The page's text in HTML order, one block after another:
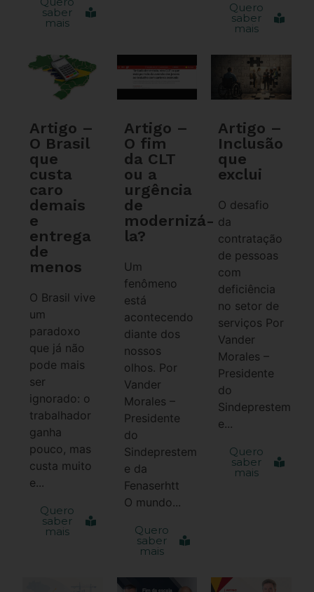
saber
mais
Quero
saber
mais
Artigo –
O Brasil
que
custa
caro
demais
e
entrega
de
menos
O Brasil vive
um
paradoxo
que já não
pode mais
ser
ignorado: o
trabalhador
ganha
pouco, mas
custa muito
e...
Quero
saber
mais
Artigo –
O fim
da CLT
ou a
urgência
de
modernizá-
la?
Um
fenômeno
está
acontecendo
diante dos
nossos
olhos. Por
Vander
Morales –
Presidente
do
Sindeprestem
e da
Fenaserhtt
O mundo...
Quero
saber
mais
Artigo –
Inclusão
que
exclui
O desafio
da
contratação
de pessoas
com
deficiência
no setor de
serviços Por
Vander
Morales –
Presidente
do
Sindeprestem
e...
Quero
saber
mais